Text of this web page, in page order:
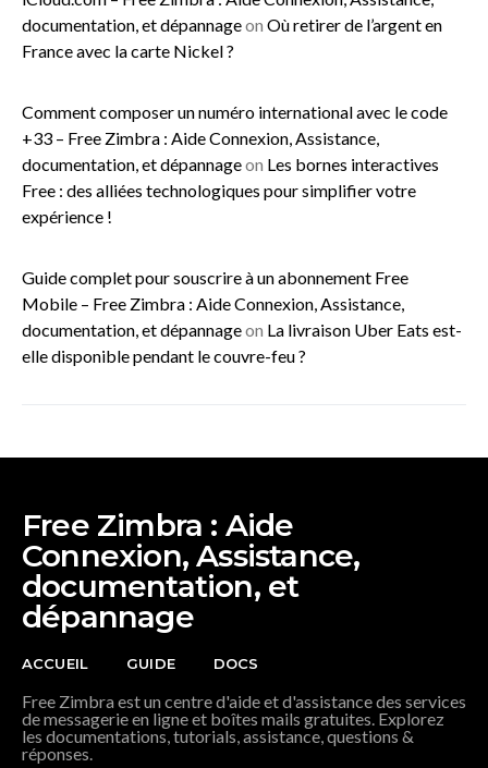
documentation, et dépannageon Où retirer de l’argent en
France avec la carte Nickel ?
Comment composer un numéro international avec le code
+33 – Free Zimbra : Aide Connexion, Assistance,
documentation, et dépannageon Les bornes interactives
Free : des alliées technologiques pour simplifier votre
expérience !
Guide complet pour souscrire à un abonnement Free
Mobile – Free Zimbra : Aide Connexion, Assistance,
documentation, et dépannageon La livraison Uber Eats est-
elle disponible pendant le couvre-feu ?
Free Zimbra : Aide
Connexion, Assistance,
documentation, et
dépannage
ACCUEIL GUIDE DOCS
Free Zimbra est un centre d'aide et d'assistance des services
de messagerie en ligne et boîtes mails gratuites. Explorez
les documentations, tutorials, assistance, questions &
réponses.